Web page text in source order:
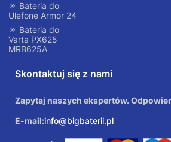
Bateria do
Ulefone Armor 24
Bateria do
Varta PX625
MRB625A
Skontaktuj się z nami
Zapytaj naszych ekspertów.
E-mail:info@bigbaterii.pl